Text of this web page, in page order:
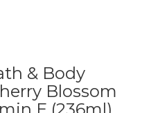
& Body
Blossom